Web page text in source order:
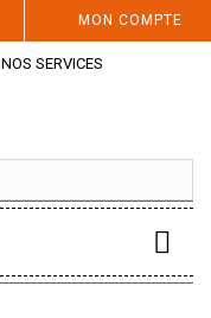
MON COMPTE
NOS SERVICES